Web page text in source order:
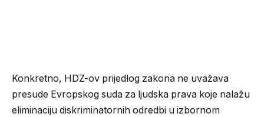
Konkretno, HDZ-ov prijedlog zakona ne uvažava
presude Evropskog suda za ljudska prava koje nalažu
eliminaciju diskriminatornih odredbi u izbornom